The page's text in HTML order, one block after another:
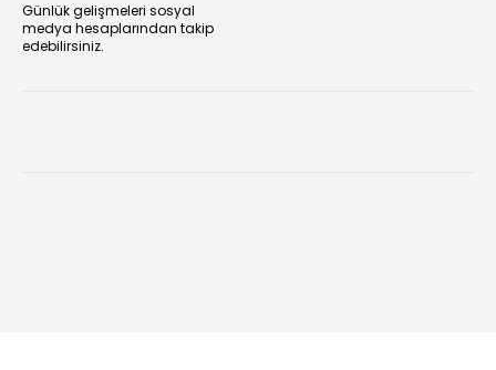
Günlük gelişmeleri sosyal
medya hesaplarından takip
edebilirsiniz.